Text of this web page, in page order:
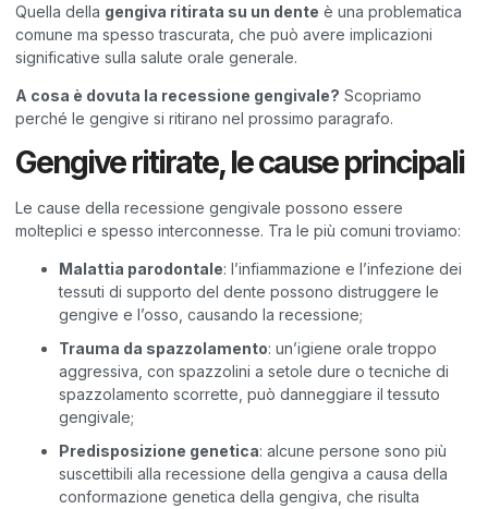
Quella della gengiva ritirata su un dente è una problematica
comune ma spesso trascurata, che può avere implicazioni
significative sulla salute orale generale.
A cosa è dovuta la recessione gengivale? Scopriamo
perché le gengive si ritirano nel prossimo paragrafo.
Gengive ritirate, le cause principali
Le cause della recessione gengivale possono essere
molteplici e spesso interconnesse. Tra le più comuni troviamo:
Malattia parodontale: l’infiammazione e l’infezione dei
tessuti di supporto del dente possono distruggere le
gengive e l’osso, causando la recessione;
Trauma da spazzolamento: un’igiene orale troppo
aggressiva, con spazzolini a setole dure o tecniche di
spazzolamento scorrette, può danneggiare il tessuto
gengivale;
Predisposizione genetica: alcune persone sono più
suscettibili alla recessione della gengiva a causa della
conformazione genetica della gengiva, che risulta